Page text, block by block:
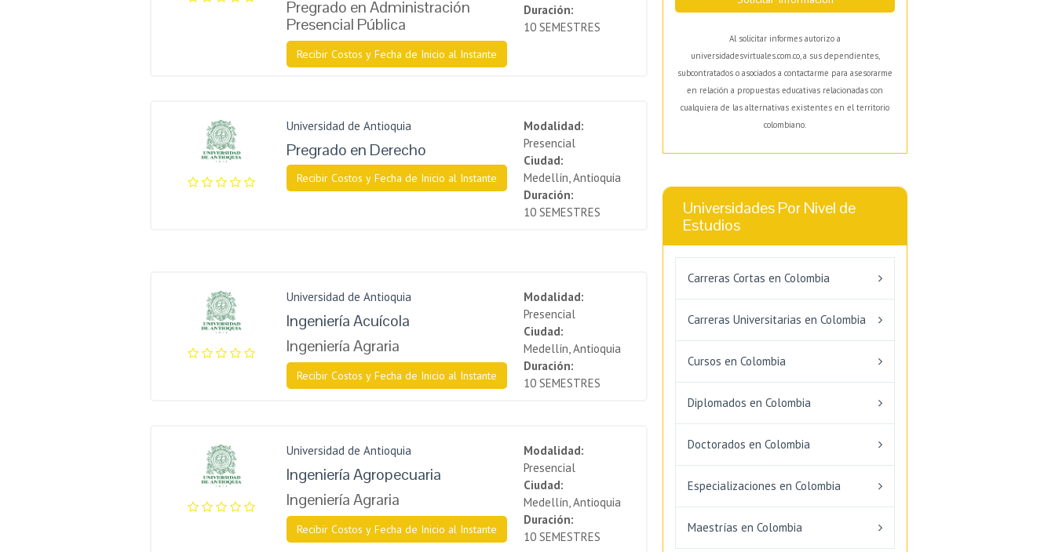
Pregrado en Administración
Presencial Pública
Recibir Costos y Fecha de Inicio al Instante
Duración:
10 SEMESTRES
Universidad de Antioquia
Pregrado en Derecho
Recibir Costos y Fecha de Inicio al Instante
Modalidad:
Presencial
Ciudad:
Medellín, Antioquia
Duración:
10 SEMESTRES
Universidad de Antioquia
Ingeniería Acuícola
Ingeniería Agraria
Recibir Costos y Fecha de Inicio al Instante
Modalidad:
Presencial
Ciudad:
Medellín, Antioquia
Duración:
10 SEMESTRES
Universidad de Antioquia
Ingeniería Agropecuaria
Ingeniería Agraria
Recibir Costos y Fecha de Inicio al Instante
Modalidad:
Presencial
Ciudad:
Medellín, Antioquia
Duración:
10 SEMESTRES
Al solicitar informes autorizo a
universidadesvirtuales.com.co, a sus dependientes,
subcontratados o asociados a contactarme para asesorarme
en relación a propuestas educativas relacionadas con
cualquiera de las alternativas existentes en el territorio
colombiano.
Universidades Por Nivel de
Estudios
Carreras Cortas en Colombia
Carreras Universitarias en Colombia
Cursos en Colombia
Diplomados en Colombia
Doctorados en Colombia
Especializaciones en Colombia
Maestrías en Colombia